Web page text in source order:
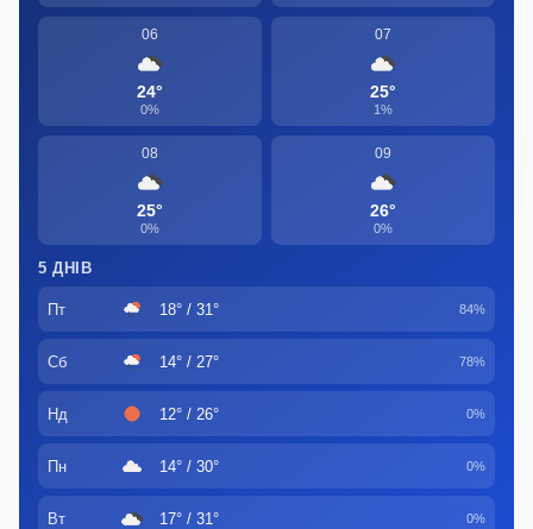
06
24°
0%
07
25°
1%
08
25°
0%
09
26°
0%
5 ДНІВ
Пт 18° / 31° 84%
Сб 14° / 27° 78%
Нд 12° / 26° 0%
Пн 14° / 30° 0%
Вт 17° / 31° 0%